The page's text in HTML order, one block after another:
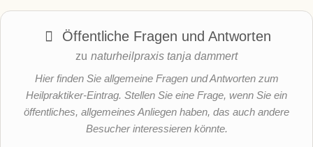
Öffentliche Fragen und Antworten
zu naturheilpraxis tanja dammert
Hier finden Sie allgemeine Fragen und Antworten zum
Heilpraktiker-Eintrag. Stellen Sie eine Frage, wenn Sie ein
öffentliches, allgemeines Anliegen haben, das auch andere
Besucher interessieren könnte.